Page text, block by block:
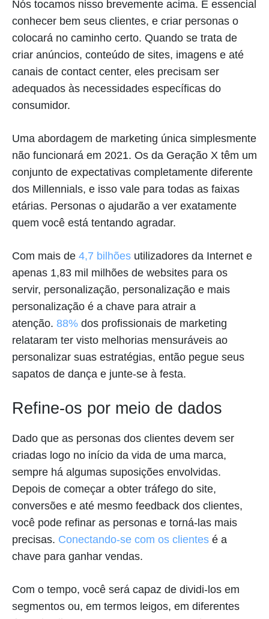
Nós tocamos nisso brevemente acima. É essencial
conhecer bem seus clientes, e criar personas o
colocará no caminho certo. Quando se trata de
criar anúncios, conteúdo de sites, imagens e até
canais de contact center, eles precisam ser
adequados às necessidades específicas do
consumidor.
Uma abordagem de marketing única simplesmente
não funcionará em 2021. Os da Geração X têm um
conjunto de expectativas completamente diferente
dos Millennials, e isso vale para todas as faixas
etárias. Personas o ajudarão a ver exatamente
quem você está tentando agradar.
Com mais de 4,7 bilhões utilizadores da Internet e
apenas 1,83 mil milhões de websites para os
servir, personalização, personalização e mais
personalização é a chave para atrair a
atenção. 88% dos profissionais de marketing
relataram ter visto melhorias mensuráveis ao
personalizar suas estratégias, então pegue seus
sapatos de dança e junte-se à festa.
Refine-os por meio de dados
Dado que as personas dos clientes devem ser
criadas logo no início da vida de uma marca,
sempre há algumas suposições envolvidas.
Depois de começar a obter tráfego do site,
conversões e até mesmo feedback dos clientes,
você pode refinar as personas e torná-las mais
precisas. Conectando-se com os clientes é a
chave para ganhar vendas.
Com o tempo, você será capaz de dividi-los em
segmentos ou, em termos leigos, em diferentes